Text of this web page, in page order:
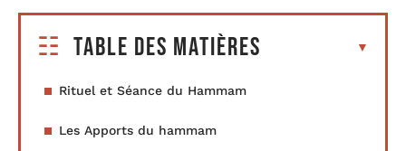
Table des matières
Rituel et Séance du Hammam
Les Apports du hammam